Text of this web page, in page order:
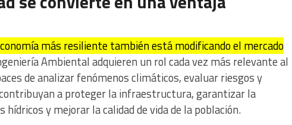
más resiliente también está modificando el mercado
Ambiental adquieren un rol cada vez más relevante al
de analizar fenómenos climáticos, evaluar riesgos y
a proteger la infraestructura, garantizar la
hídricos y mejorar la calidad de vida de la población.